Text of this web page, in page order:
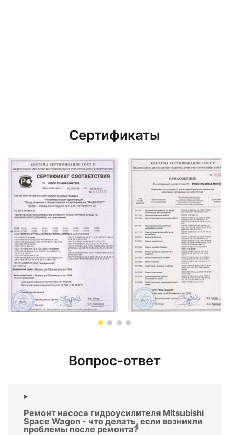
Сертификаты
Вопрос-ответ
Ремонт насоса гидроусилителя Mitsubishi
Space Wagon - что делать, если возникли
проблемы после ремонта?